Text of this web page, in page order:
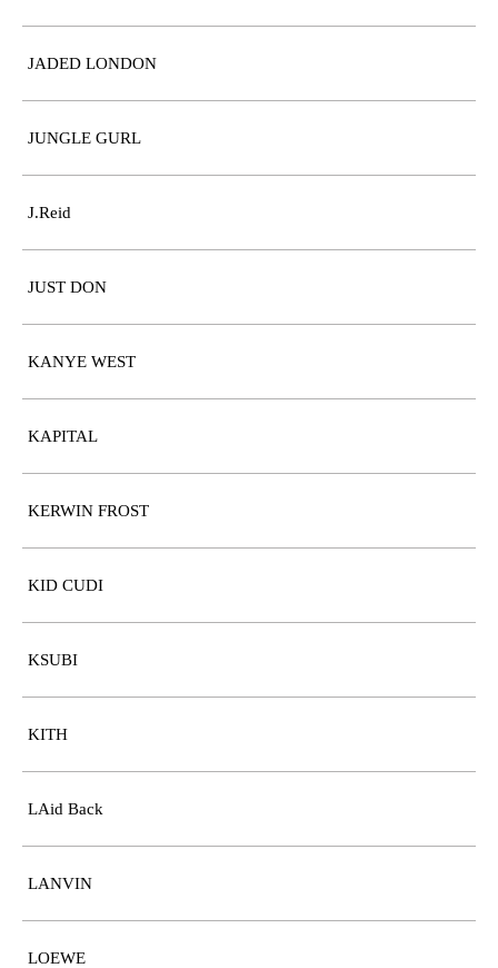
JADED LONDON
JUNGLE GURL
J.Reid
JUST DON
KANYE WEST
KAPITAL
KERWIN FROST
KID CUDI
KSUBI
KITH
LAid Back
LANVIN
LOEWE